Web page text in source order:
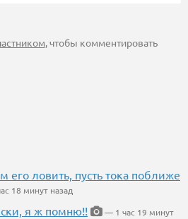
, чтобы комментировать
его ловить, пусть тока поближе
18 минут назад
я ж помню!!
— 1 час 19 минут